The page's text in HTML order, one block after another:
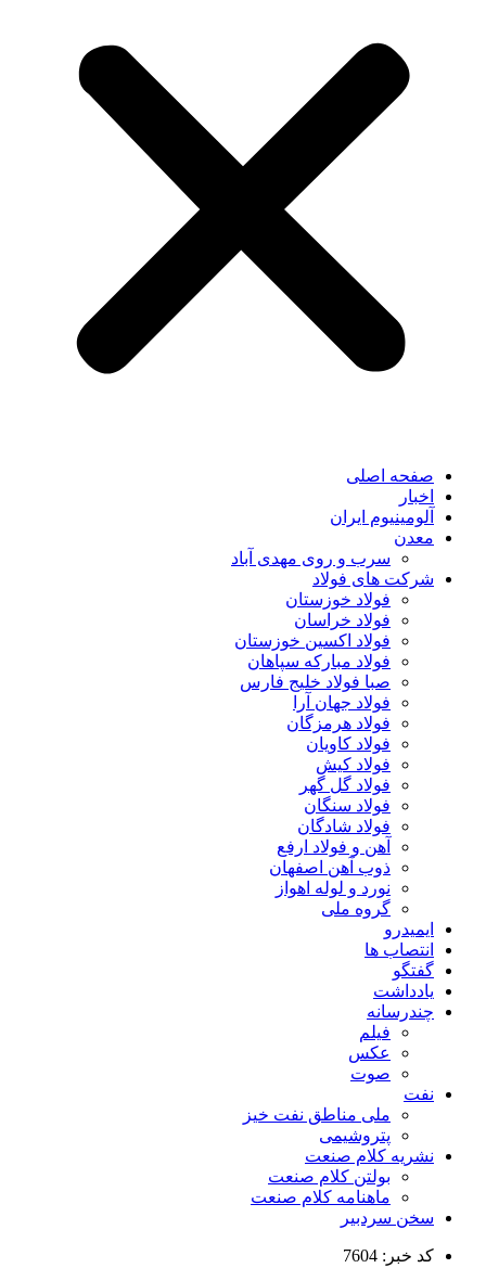
صفحه اصلی
اخبار
آلومینیوم ایران
معدن
سرب و روی مهدی آباد
شرکت های فولاد
فولاد خوزستان
فولاد خراسان
فولاد اکسین خوزستان
فولاد مبارکه سپاهان
صبا فولاد خلیج فارس
فولاد جهان آرا
فولاد هرمزگان
فولاد کاویان
فولاد کیش
فولاد گل گهر
فولاد سنگان
فولاد شادگان
آهن و فولاد ارفع
ذوب آهن اصفهان
نورد و لوله اهواز
گروه ملی
ایمیدرو
انتصاب ها
گفتگو
یادداشت
چندرسانه
فیلم
عکس
صوت
نفت
ملی مناطق نفت خیز
پتروشیمی
نشریه کلام صنعت
بولتن کلام صنعت
ماهنامه کلام صنعت
سخن سردبیر
کد خبر: 7604